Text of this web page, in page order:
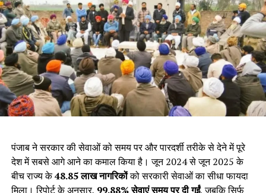
पंजाब ने सरकार की सेवाओं को समय पर और पारदर्शी तरीके से देने में पूरे
देश में सबसे आगे आने का कमाल किया है। जून 2024 से जून 2025 के
बीच राज्य के48.85लाख नागरिकोंको सरकारी सेवाओं का सीधा फायदा
मिला। रिपोर्ट के अनुसार, 99.88%सेवाएं समय पर दी गईं, जबकि सिर्फ